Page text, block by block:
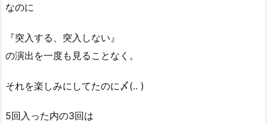
なのに
『突入する、突入しない』
の演出を一度も見ることなく。
それを楽しみにしてたのに〆(.. )
5回入った内の3回は